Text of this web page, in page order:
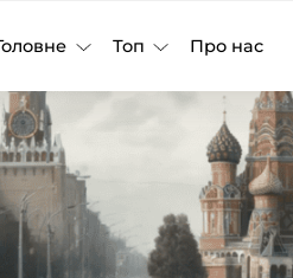
Топ Про нас